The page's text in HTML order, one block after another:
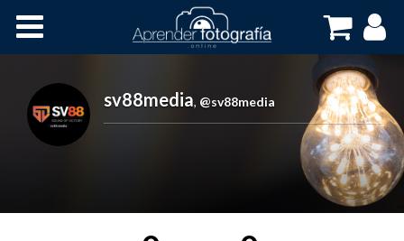
Cursos OnLine
sv88media, @sv88media